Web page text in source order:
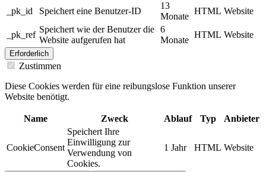
_pk_id Speichert eine Benutzer-ID
13
Monate
HTML Website
_pk_ref
Speichert wie der Benutzer die
Website aufgerufen hat
6
Monate
HTML Website
Erforderlich
Zustimmen
Diese Cookies werden für eine reibungslose Funktion unserer
Website benötigt.
Name Zweck Ablauf Typ Anbieter
CookieConsent
Speichert Ihre
Einwilligung zur
Verwendung von
Cookies.
1 Jahr HTML Website